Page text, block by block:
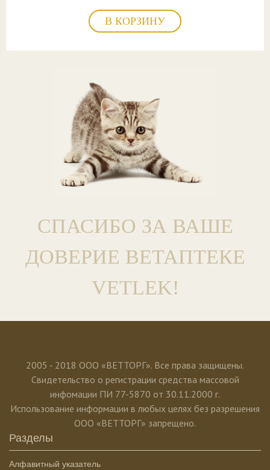
В КОРЗИНУ
СПАСИБО ЗА ВАШЕ
ДОВЕРИЕ ВЕТАПТЕКЕ
VETLEK!
2005 - 2018 ООО «ВЕТТОРГ». Все права защищены.
Свидетельство о регистрации средства массовой
инфомации ПИ 77-5870 от 30.11.2000 г.
Использование информации в любых целях без разрешения
ООО «ВЕТТОРГ» запрещено.
Разделы
Алфавитный указатель